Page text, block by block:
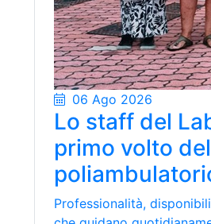
06 Ago 2026
Lo staff del
primo volto
Professionalità,